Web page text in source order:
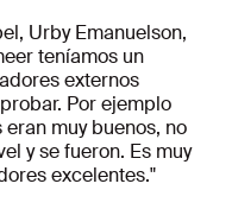
Urby Emanuelson,
teníamos un
externos
Por ejemplo
muy buenos, no
y se fueron. Es muy
excelentes."